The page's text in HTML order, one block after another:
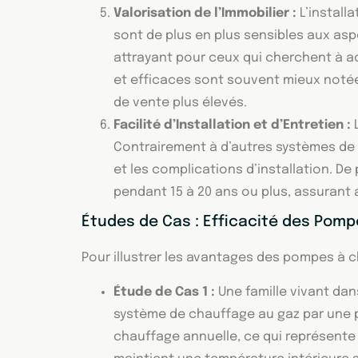
Valorisation de l’Immobilier :
sont de plus en plus sensibles aux
attrayant pour ceux qui cherchent à
et efficaces sont souvent mieux
de vente plus élevés.
Facilité d’Installation et d’Entretien :
Contrairement à d’autres systèmes
et les complications d’installation.
pendant 15 à 20 ans ou plus,
Études de Cas : Efficacité des
Pour illustrer les avantages des pompes à
Étude de Cas 1 : Une famille vivant
système de chauffage au gaz par une
chauffage annuelle, ce qui représente